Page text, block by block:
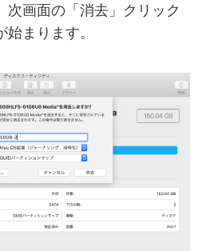
次画面の「消去」クリック
まります。